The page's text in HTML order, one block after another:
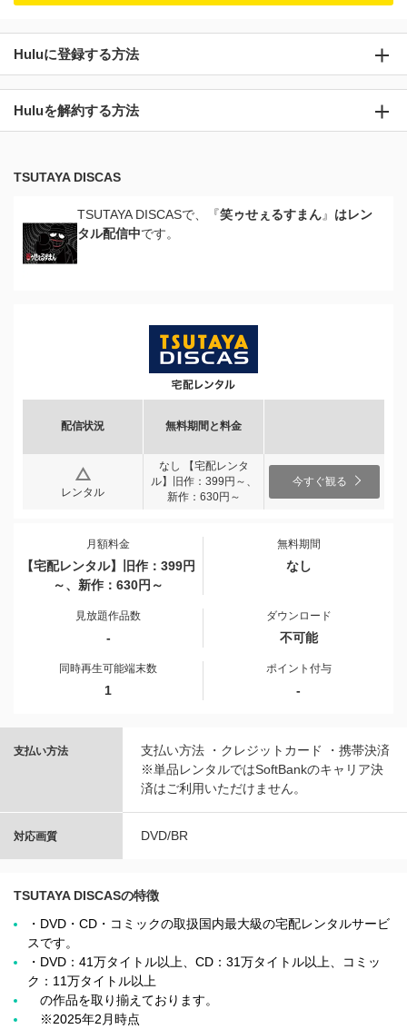
Huluに登録する方法
Huluを解約する方法
TSUTAYA DISCAS
TSUTAYA DISCASで、『笑ゥせぇるすまん』 はレン
タル配信中です。
配信状況 無料期間と料金
レンタル
なし 【宅配レンタ
ル】旧作：399円～、
新作：630円～
今すぐ観る
月額料金
【宅配レンタル】旧作：399円
～、新作：630円～
無料期間
なし
見放題作品数
-
ダウンロード
不可能
同時再生可能端末数
1
ポイント付与
-
支払い方法
支払い方法 ・クレジットカード ・携帯決済
※単品レンタルではSoftBankのキャリア決
済はご利用いただけません。
対応画質 DVD/BR
TSUTAYA DISCASの特徴
・DVD・CD・コミックの取扱国内最大級の宅配レンタルサービ
スです。
・DVD：41万タイトル以上、CD：31万タイトル以上、コミッ
ク：11万タイトル以上
の作品を取り揃えております。
※2025年2月時点